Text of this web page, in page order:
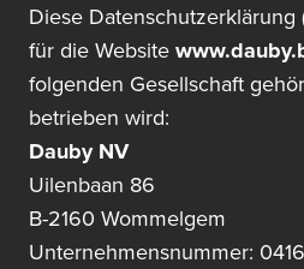
Diese Datenschutzerklärung
für die Website
folgenden Gesellschaft
betrieben wird:
Dauby NV
Uilenbaan 86
B-2160 Wommelgem
Unternehmensnummer: